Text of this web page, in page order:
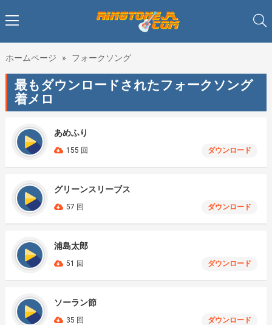
ホームページ » フォークソング
最もダウンロードされたフォークソング
着メロ
あめふり
155 回 ダウンロード
グリーンスリーブス
57 回 ダウンロード
浦島太郎
51 回 ダウンロード
ソーラン節
35 回 ダウンロード